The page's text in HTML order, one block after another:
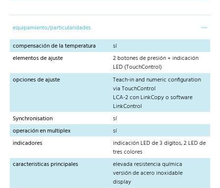
equipamiento/particularidades
compensación de la temperatura
sí
elementos de ajuste
2 botones de presión + indicación
LED (TouchControl)
opciones de ajuste
Teach-in and numeric configuration
via TouchControl
LCA-2 con LinkCopy o software
LinkControl
Synchronisation
sí
operación en multiplex
sí
indicadores
indicación LED de 3 dígitos, 2 LED de
tres colores
caracteristicas principales
elevada resistencia química
versión de acero inoxidable
display